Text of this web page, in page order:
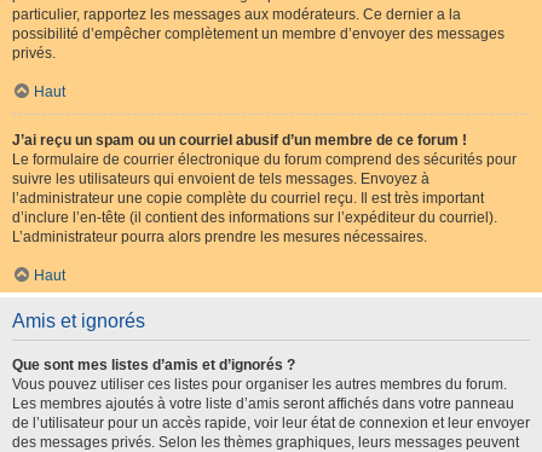
particulier, rapportez les messages aux modérateurs. Ce dernier a la
possibilité d’empêcher complètement un membre d’envoyer des messages
privés.
Haut
J’ai reçu un spam ou un courriel abusif d’un membre de ce forum !
Le formulaire de courrier électronique du forum comprend des sécurités pour
suivre les utilisateurs qui envoient de tels messages. Envoyez à
l’administrateur une copie complète du courriel reçu. Il est très important
d’inclure l’en-tête (il contient des informations sur l’expéditeur du courriel).
L’administrateur pourra alors prendre les mesures nécessaires.
Haut
Amis et ignorés
Que sont mes listes d’amis et d’ignorés ?
Vous pouvez utiliser ces listes pour organiser les autres membres du forum.
Les membres ajoutés à votre liste d’amis seront affichés dans votre panneau
de l’utilisateur pour un accès rapide, voir leur état de connexion et leur envoyer
des messages privés. Selon les thèmes graphiques, leurs messages peuvent